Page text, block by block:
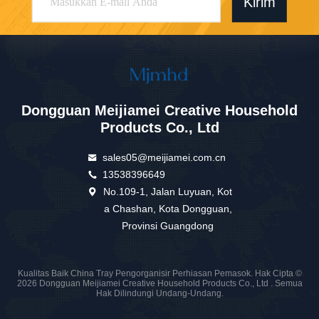
Dongguan Meijiamei Creative Household
Products Co., Ltd
sales05@meijiamei.com.cn
13538396649
No.109-1, Jalan Luyuan, Kot
a Chashan, Kota Dongguan,
Provinsi Guangdong
Kualitas Baik China Tray Pengorganisir Perhiasan Pemasok. Hak Cipta ©
2026 Dongguan Meijiamei Creative Household Products Co., Ltd . Semua
Hak Dilindungi Undang-Undang.